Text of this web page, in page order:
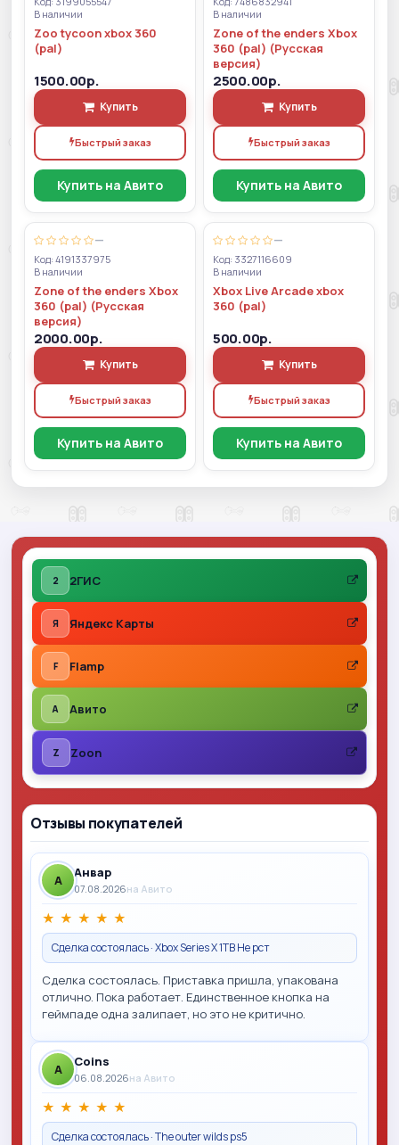
В наличии
Zoo tycoon xbox 360
(pal)
1500.00р.
Купить
Быстрый заказ
Купить на Авито
В наличии
Zone of the enders Xbox
360 (pal) (Русская
версия)
2500.00р.
Купить
Быстрый заказ
Купить на Авито
—
Код: 4191337975
В наличии
Zone of the enders Xbox
360 (pal) (Русская
версия)
2000.00р.
Купить
Быстрый заказ
Купить на Авито
—
Код: 3327116609
В наличии
Xbox Live Arcade xbox
360 (pal)
500.00р.
Купить
Быстрый заказ
Купить на Авито
Отзывы покупателей
A Анвар
07.08.2026на Авито
★ ★ ★ ★ ★
Сделка состоялась · Xbox Series X 1TB Не рст
Сделка состоялась. Приставка пришла, упакована
отлично. Пока работает. Единственное кнопка на
геймпаде одна залипает, но это не критично.
A Coins
06.08.2026на Авито
★ ★ ★ ★ ★
Сделка состоялась · The outer wilds ps5
2 2ГИС
Я Яндекс Карты
F Flamp
A Авито
Z Zoon